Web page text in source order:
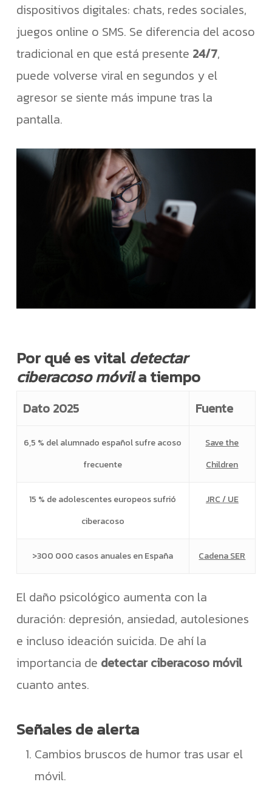
dispositivos digitales: chats, redes sociales,
juegos online o SMS. Se diferencia del acoso
tradicional en que está presente 24/7,
puede volverse viral en segundos y el
agresor se siente más impune tras la
pantalla.
Por qué es vital detectar
ciberacoso móvila tiempo
Dato 2025 Fuente
6,5 % del alumnado español sufre acoso
frecuente
Save the
Children
15 % de adolescentes europeos sufrió
ciberacoso
JRC / UE
>300 000 casos anuales en España Cadena SER
El daño psicológico aumenta con la
duración: depresión, ansiedad, autolesiones
e incluso ideación suicida. De ahí la
importancia de detectar ciberacoso móvil
cuanto antes.
Señales de alerta
Cambios bruscos de humor tras usar el
móvil.